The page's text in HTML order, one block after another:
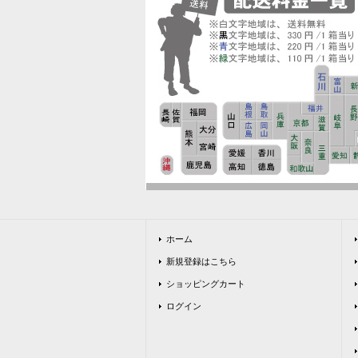
ホーム
新規登録はこちら
ショッピングカート
ログイン